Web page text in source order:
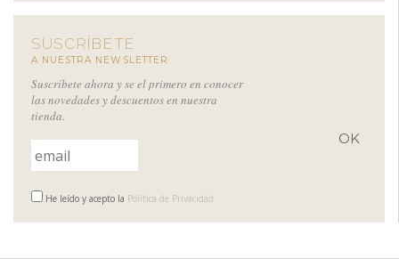
SUSCRÍBETE
A NUESTRA NEWSLETTER
Suscríbete ahora y se el primero en conocer
las novedades y descuentos en nuestra
tienda.
He leído y acepto la Política de Privacidad